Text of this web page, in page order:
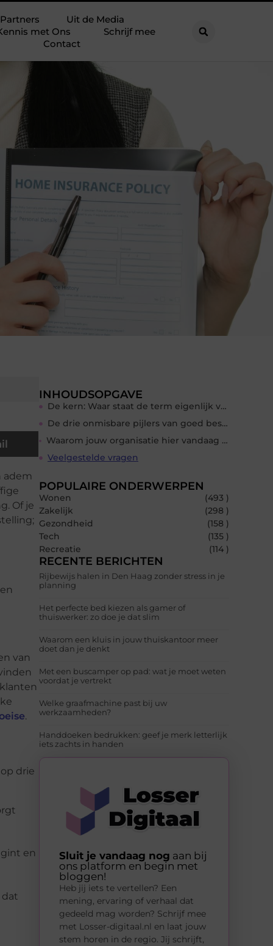
Partners
Uit de Media
met Ons
Schrijf mee
Contact
adem
Of je
van
.
drie
en
dat
INHOUDSOPGAVE
De kern: Waar staat de term eigenlijk voor?
De drie onmisbare pijlers van goed bestuur
Waarom jouw organisatie hier vandaag nog mee aan de slag moet
Veelgestelde vragen
POPULAIRE ONDERWERPEN
Wonen
(493 )
Zakelijk
(298 )
Gezondheid
(158 )
Tech
(135 )
Recreatie
(114 )
RECENTE BERICHTEN
Rijbewijs halen in Den Haag zonder stress in je
planning
Het perfecte bed kiezen als gamer of
thuiswerker: zo doe je dat slim
Waarom een kluis in jouw thuiskantoor meer
doet dan je denkt
Met een buscamper op pad: wat je moet weten
voordat je vertrekt
Welke graafmachine past bij uw
werkzaamheden?
Handdoeken bedrukken: geef je merk letterlijk
iets zachts in handen
Sluit je vandaag nog aan bij
ons platform en begin met
bloggen!
Heb jij iets te vertellen? Een
mening, ervaring of verhaal dat
gedeeld mag worden? Schrijf mee
met Losser-digitaal.nl en laat jouw
stem horen in de regio. Jij schrijft,